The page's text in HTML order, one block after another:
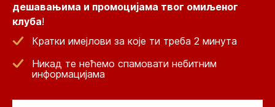
дешавањима и промоцијама твог омиљеног
клуба!
Кратки имејлови за које ти треба 2 минута
Никад те нећемо спамовати небитним
информацијама